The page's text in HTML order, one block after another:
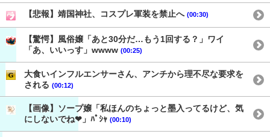
【悲報】靖国神社、コスプレ軍装を禁止へ (00:30)
【驚愕】風俗嬢「あと30分だ…もう1回する？」ワイ
「あ、いいっす」wwww (00:25)
大食いインフルエンサーさん、アンチから理不尽な要求を
される (00:12)
【画像】ソープ嬢「私ほんのちょっと墨入ってるけど、気
にしないでね❤」ﾊﾟｼｬ (00:10)